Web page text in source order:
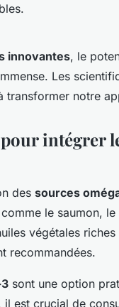
innovantes, le
Les
transformer notre
intégrer
des sources
le saumon,
végétales
recommandées.
sont une option
il est crucial de